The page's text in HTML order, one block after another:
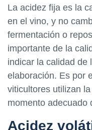
La acidez fija es la
en el vino, y no
fermentación o
importante de la
indicar la calidad de
elaboración. Es por
viticultores utilizan
momento adecuado
Acidez